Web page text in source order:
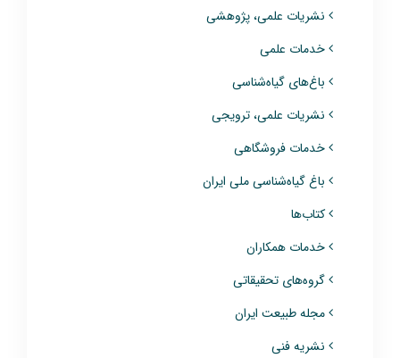
نشریات علمی، پژوهشی
خدمات علمی
باغ‌های گیاه‌شناسی
نشریات علمی، ترویجی
خدمات فروشگاهی
باغ گیاه‌شناسی ملی ایران
کتاب‌ها
خدمات همکاران
گروه‌های تحقیقاتی
مجله طبیعت ایران
نشریه فنی